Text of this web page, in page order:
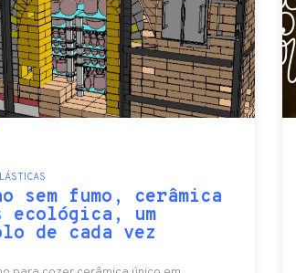
sem fumo, cerâmica
ecológica, um
de cada vez